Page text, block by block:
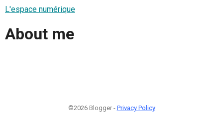
L'espace numérique
About me
©2026 Blogger - Privacy Policy